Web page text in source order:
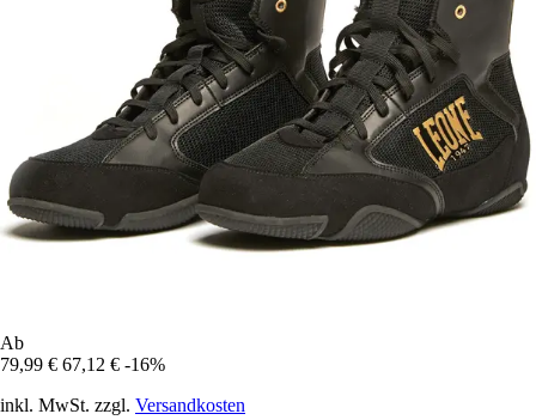
Ab
79,99 € 67,12 € -16%
inkl. MwSt. zzgl. Versandkosten